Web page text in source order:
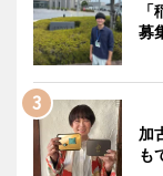
募
加
も